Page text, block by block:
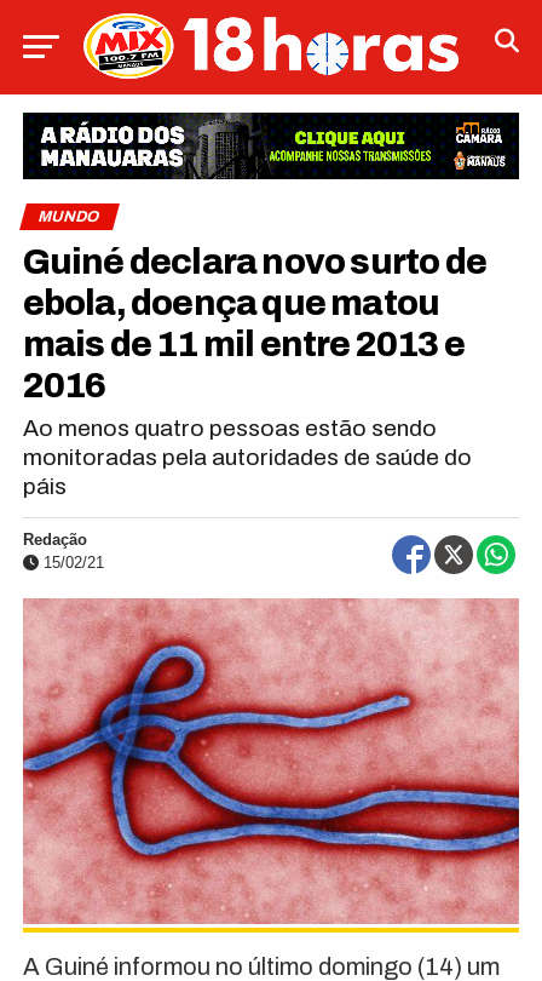
MUNDO
Guiné declara novo surto de
ebola, doença que matou
mais de 11 mil entre 2013 e
2016
Ao menos quatro pessoas estão sendo
monitoradas pela autoridades de saúde do
páis
Redação
15/02/21
A Guiné informou no último domingo (14) um